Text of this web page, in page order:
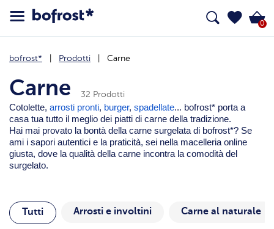
0
bofrost* Prodotti Carne
Carne 32 Prodotti
Cotolette, arrosti pronti, burger, spadellate... bofrost* porta a
casa tua tutto il meglio dei piatti di carne della tradizione.
Hai mai provato la bontà della carne surgelata di bofrost*? Se
ami i sapori autentici e la praticità, sei nella macelleria online
giusta, dove la qualità della carne incontra la comodità del
surgelato.
Tutti Arrosti e involtini Carne al naturale